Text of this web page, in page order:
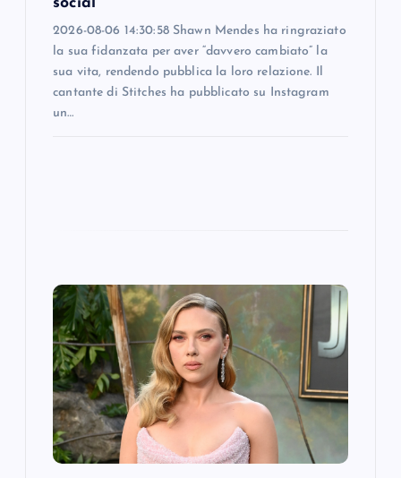
2026-08-06 14:30:58 Shawn Mendes ha ringraziato
la sua fidanzata per aver “davvero cambiato” la
sua vita, rendendo pubblica la loro relazione. Il
cantante di Stitches ha pubblicato su Instagram
un…